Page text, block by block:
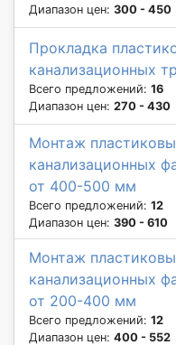
Диапазон цен: 300 - 450
Прокладка
канализационных
Всего предложений: 16
Диапазон цен: 270 - 430
Монтаж
канализационных
от 400-500 мм
Всего предложений: 12
Диапазон цен: 390 - 610
Монтаж
канализационных
от 200-400 мм
Всего предложений: 12
Диапазон цен: 400 - 552